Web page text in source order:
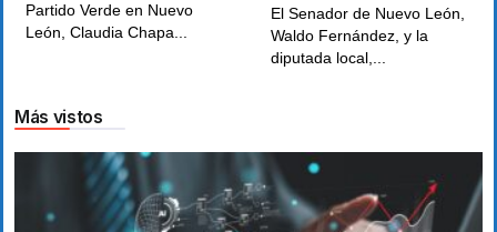
Partido Verde en Nuevo
León, Claudia Chapa...
El Senador de Nuevo León,
Waldo Fernández, y la
diputada local,...
Más vistos